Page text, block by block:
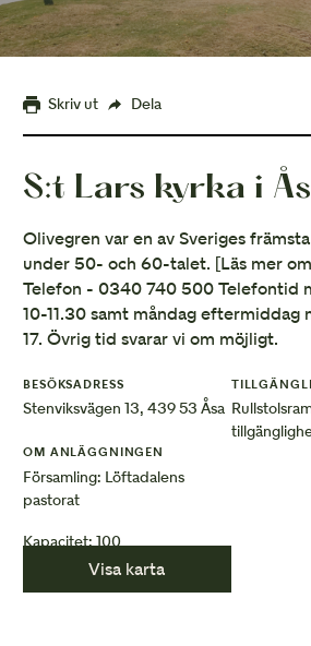
Skriv ut Dela
S:t Lars kyrka i
Olivegren var en av Sveriges
under 50- och 60-talet. [Läs mer
Telefon - 0340 740 500 Telefontid
10-11.30 samt måndag eftermiddag
17. Övrig tid svarar vi om möjligt.
Visa karta
BESÖKSADRESS
Stenviksvägen 13, 439 53 Åsa
OM ANLÄGGNINGEN
Församling: Löftadalens
pastorat
Kapacitet: 100